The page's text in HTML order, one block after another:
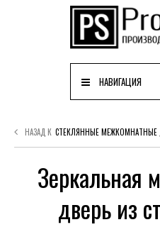
НАВИГАЦИЯ
НАЗАД К СТЕКЛЯННЫЕ МЕЖКОМНАТНЫЕ
Зеркальная
дверь из